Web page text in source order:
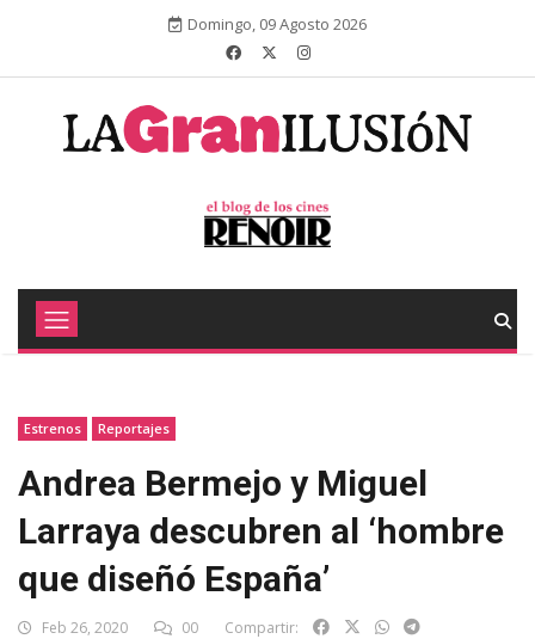
Domingo, 09 Agosto 2026
Estrenos Reportajes
Andrea Bermejo y Miguel
Larraya descubren al ‘hombre
que diseñó España’
Feb 26, 2020 00 Compartir: